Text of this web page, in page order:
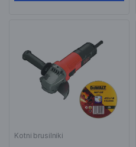
Kotni brusilniki